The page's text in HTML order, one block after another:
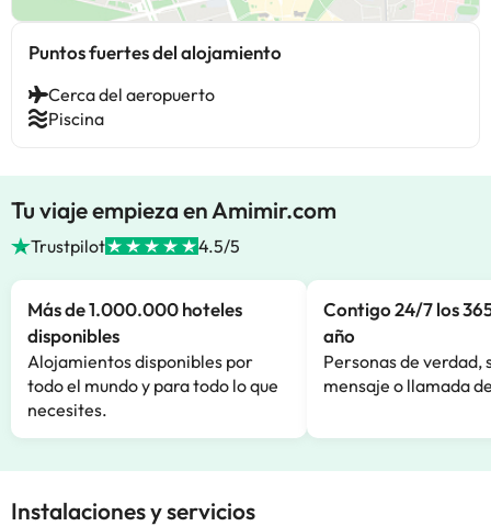
Puntos fuertes del alojamiento
Cerca del aeropuerto
Piscina
Tu viaje empieza en Amimir.com
Trustpilot 4.5/5
Más de 1.000.000 hoteles
disponibles
Alojamientos disponibles por
todo el mundo y para todo lo que
necesites.
Contigo 24/7 los
año
Personas de verdad,
mensaje o llamada
Instalaciones y servicios